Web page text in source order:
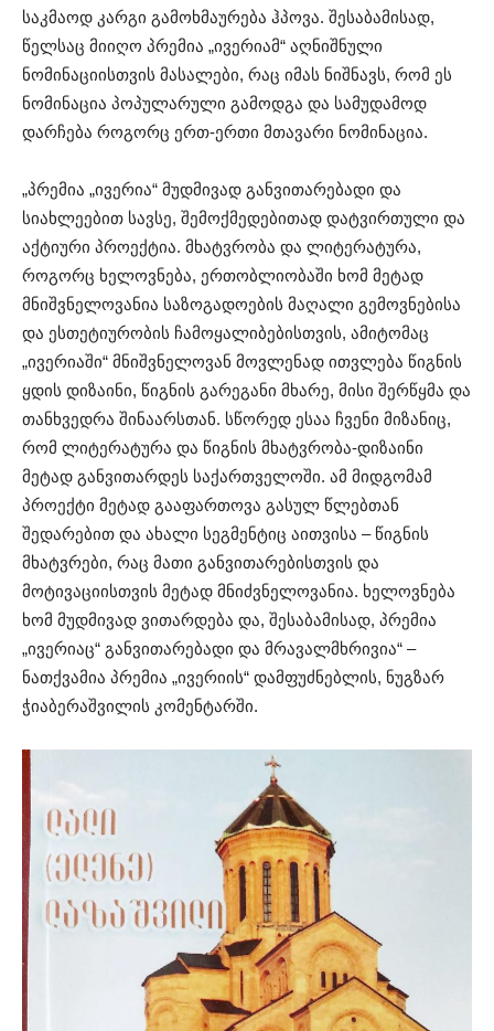
საკმაოდ კარგი გამოხმაურება ჰპოვა. შესაბამისად,
წელსაც მიიღო პრემია „ივერიამ“ აღნიშნული
ნომინაციისთვის მასალები, რაც იმას ნიშნავს, რომ ეს
ნომინაცია პოპულარული გამოდგა და სამუდამოდ
დარჩება როგორც ერთ-ერთი მთავარი ნომინაცია.
„პრემია „ივერია“ მუდმივად განვითარებადი და
სიახლეებით სავსე, შემოქმედებითად დატვირთული და
აქტიური პროექტია. მხატვრობა და ლიტერატურა,
როგორც ხელოვნება, ერთობლიობაში ხომ მეტად
მნიშვნელოვანია საზოგადოების მაღალი გემოვნებისა
და ესთეტიურობის ჩამოყალიბებისთვის, ამიტომაც
„ივერიაში“ მნიშვნელოვან მოვლენად ითვლება წიგნის
ყდის დიზაინი, წიგნის გარეგანი მხარე, მისი შერწყმა და
თანხვედრა შინაარსთან. სწორედ ესაა ჩვენი მიზანიც,
რომ ლიტერატურა და წიგნის მხატვრობა-დიზაინი
მეტად განვითარდეს საქართველოში. ამ მიდგომამ
პროექტი მეტად გააფართოვა გასულ წლებთან
შედარებით და ახალი სეგმენტიც აითვისა – წიგნის
მხატვრები, რაც მათი განვითარებისთვის და
მოტივაციისთვის მეტად მნიძვნელოვანია. ხელოვნება
ხომ მუდმივად ვითარდება და, შესაბამისად, პრემია
„ივერიაც“ განვითარებადი და მრავალმხრივია“ –
ნათქვამია პრემია „ივერიის“ დამფუძნებლის, ნუგზარ
ჭიაბერაშვილის კომენტარში.